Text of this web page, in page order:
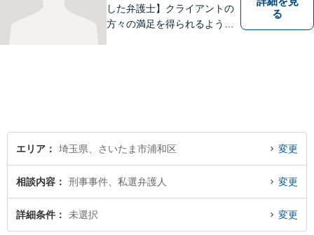
した弁護士】クライアントの
方々の満足を得られるよう最
ださい。
る
エリア 埼玉県、さいたま市浦和区 変更
相談内容 刑事事件、私選弁護人 変更
詳細条件 未選択 変更